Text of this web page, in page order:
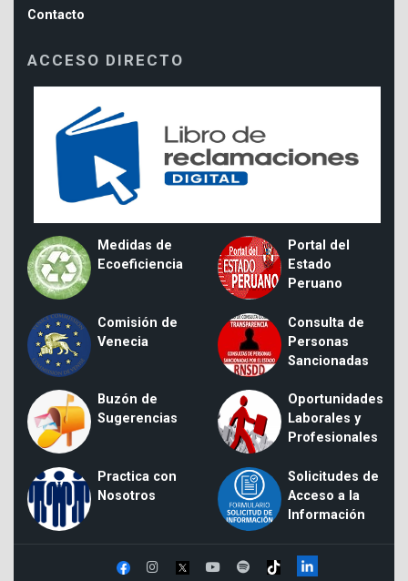
Contacto
ACCESO DIRECTO
Medidas de
Ecoeficiencia
Portal del
Estado
Peruano
Comisión de
Venecia
Consulta de
Personas
Sancionadas
Buzón de
Sugerencias
Oportunidades
Laborales y
Profesionales
Practica con
Nosotros
Solicitudes de
Acceso a la
Información